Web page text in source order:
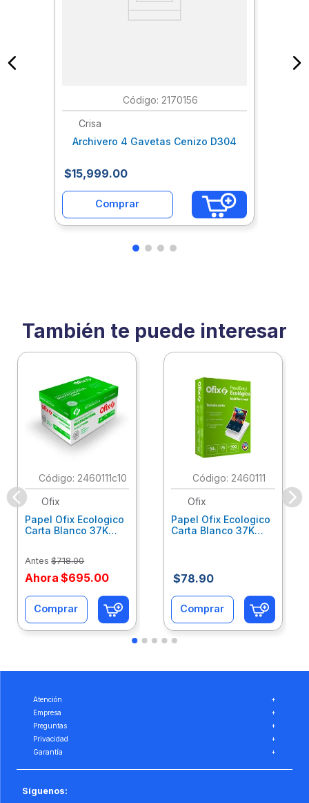
: 2170156
Crisa
Archivero 4 Gavetas Cenizo D304
$15,999.00
Comprar
También te puede interesar
: 2460111c10
Ofix
Papel Ofix Ecologico
Carta Blanco 37K
Antes $718.00
Ahora $695.00
Comprar
: 2460111
Ofix
Papel Ofix Ecologico
Carta Blanco 37K
$78.90
Comprar
Atención
+
Empresa
+
Preguntas
+
Privacidad
+
Garantía
+
Síguenos: